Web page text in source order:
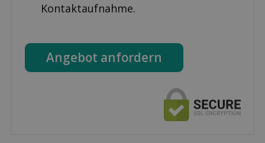
Kontaktaufnahme.
Angebot anfordern